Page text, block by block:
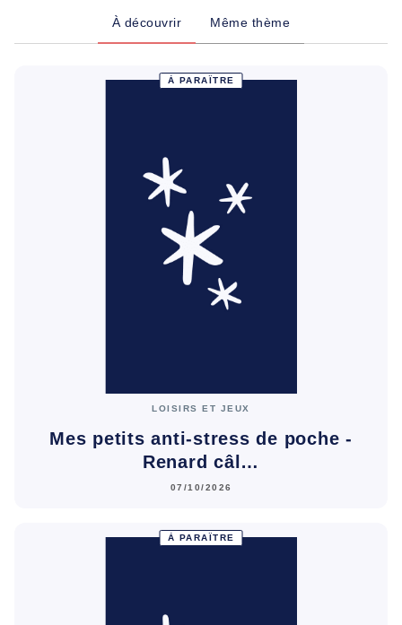
À découvrir Même thème
À PARAÎTRE
LOISIRS ET JEUX
Mes petits anti-stress de poche -
Renard câl…
07/10/2026
À PARAÎTRE